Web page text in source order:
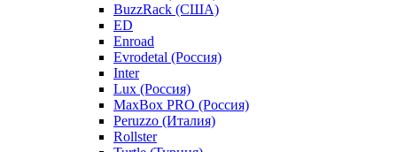
BuzzRack (США)
ED
Enroad
Evrodetal (Россия)
Inter
Lux (Россия)
MaxBox PRO (Россия)
Peruzzo (Италия)
Rollster